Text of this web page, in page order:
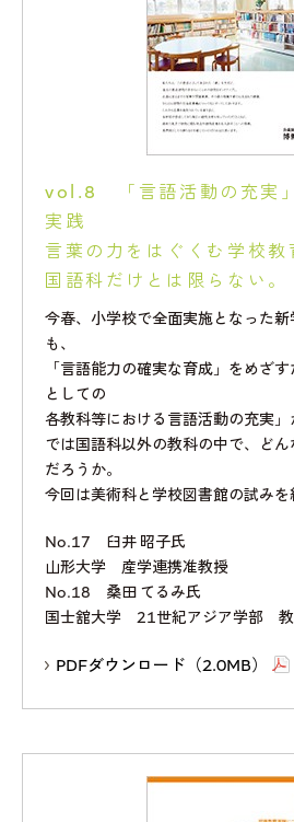
vol.8 「言語活動の充実
実践
言葉の力をはぐくむ学校教
国語科だけとは限らない。
今春、小学校で全面実施となった
も、
「言語能力の確実な育成」をめざ
としての
各教科等における言語活動の充実」
では国語科以外の教科の中で、ど
だろうか。
今回は美術科と学校図書館の試みを
No.17 臼井 昭子氏
山形大学 産学連携准教授
No.18 桑田 てるみ氏
国士舘大学 21世紀アジア学部
PDFダウンロード（2.0MB）